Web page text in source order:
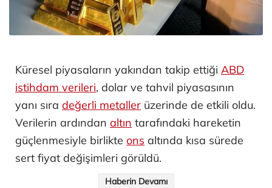
Küresel piyasaların yakından takip ettiği ABD
istihdam verileri, dolar ve tahvil piyasasının
yanı sıra değerli metaller üzerinde de etkili oldu.
Verilerin ardından altın tarafındaki hareketin
güçlenmesiyle birlikte ons altında kısa sürede
sert fiyat değişimleri görüldü.
Haberin Devamı